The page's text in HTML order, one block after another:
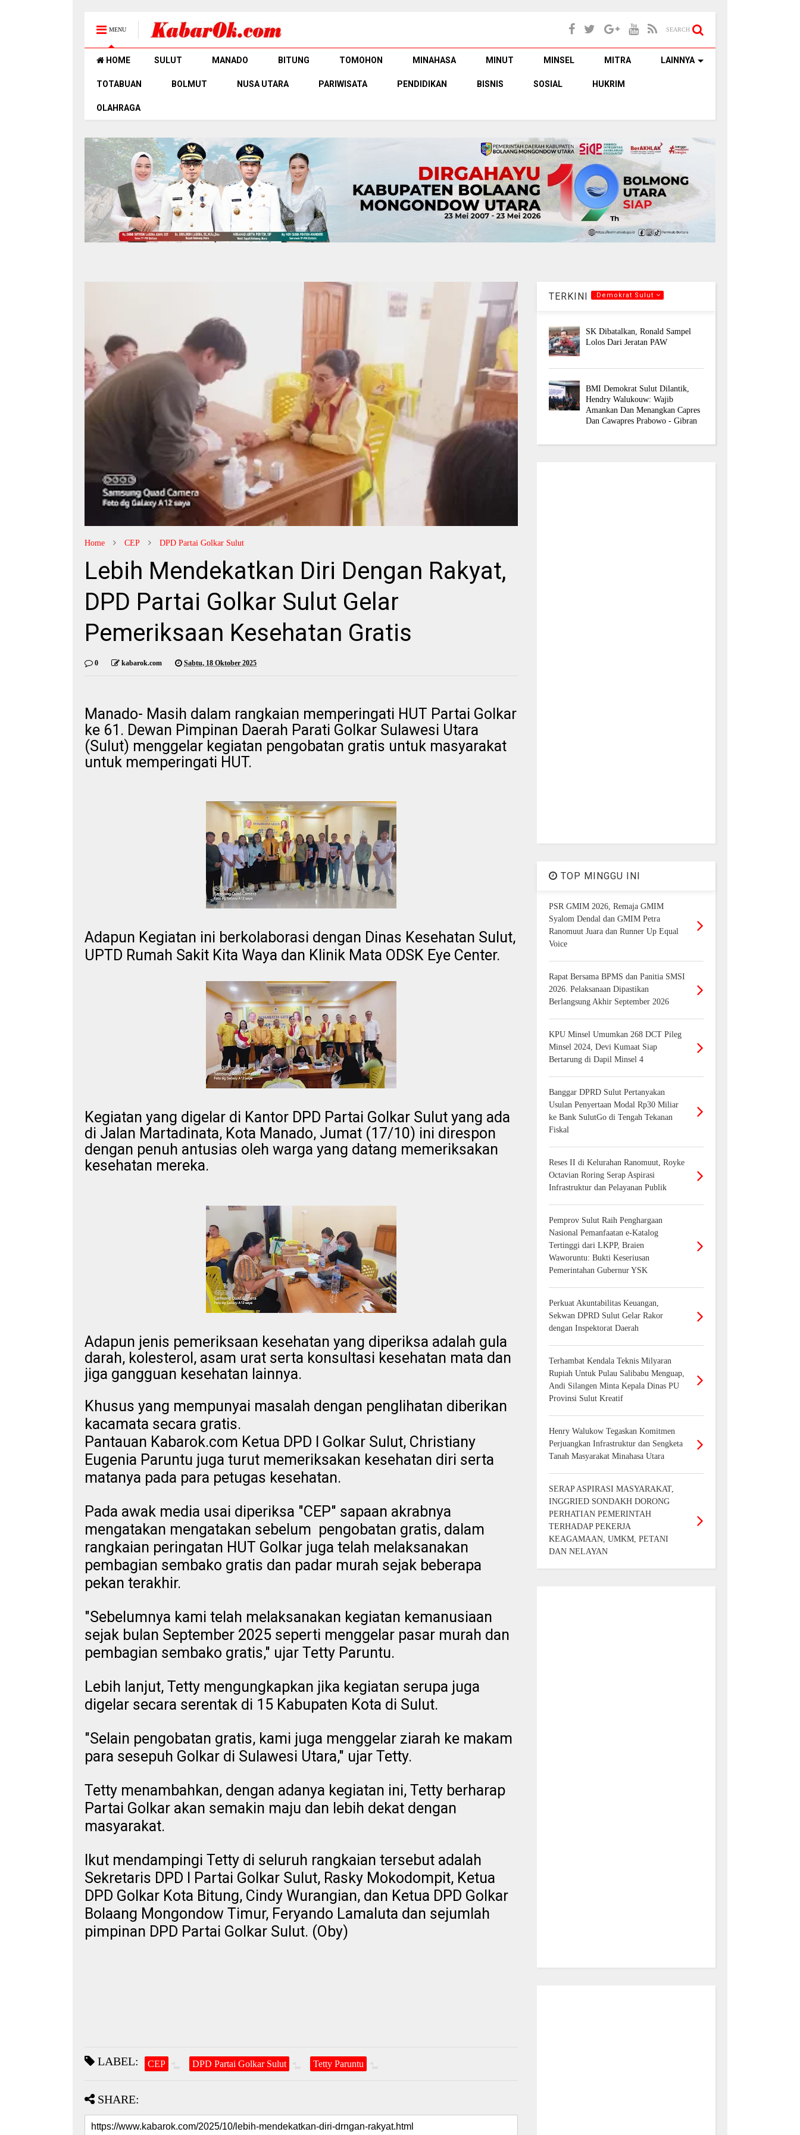
MENU SEARCH
HOME SULUT MANADO BITUNG TOMOHON MINAHASA MINUT MINSEL MITRA LAINNYA
TOTABUAN BOLMUT NUSA UTARA PARIWISATA PENDIDIKAN BISNIS SOSIAL HUKRIM
OLAHRAGA
Home CEP DPD Partai Golkar Sulut
Lebih Mendekatkan Diri Dengan Rakyat,
DPD Partai Golkar Sulut Gelar
Pemeriksaan Kesehatan Gratis
0 kabarok.com Sabtu, 18 Oktober 2025
Manado- Masih dalam rangkaian memperingati HUT Partai Golkar
ke 61. Dewan Pimpinan Daerah Parati Golkar Sulawesi Utara
(Sulut) menggelar kegiatan pengobatan gratis untuk masyarakat
untuk memperingati HUT.
Adapun Kegiatan ini berkolaborasi dengan Dinas Kesehatan Sulut,
UPTD Rumah Sakit Kita Waya dan Klinik Mata ODSK Eye Center.
Kegiatan yang digelar di Kantor DPD Partai Golkar Sulut yang ada
di Jalan Martadinata, Kota Manado, Jumat (17/10) ini direspon
dengan penuh antusias oleh warga yang datang memeriksakan
kesehatan mereka.
Adapun jenis pemeriksaan kesehatan yang diperiksa adalah gula
darah, kolesterol, asam urat serta konsultasi kesehatan mata dan
jiga gangguan kesehatan lainnya.
Khusus yang mempunyai masalah dengan penglihatan diberikan
kacamata secara gratis.
Pantauan Kabarok.com Ketua DPD I Golkar Sulut, Christiany
Eugenia Paruntu juga turut memeriksakan kesehatan diri serta
matanya pada para petugas kesehatan.
Pada awak media usai diperiksa "CEP" sapaan akrabnya
mengatakan mengatakan sebelum pengobatan gratis, dalam
rangkaian peringatan HUT Golkar juga telah melaksanakan
pembagian sembako gratis dan padar murah sejak beberapa
pekan terakhir.
"Sebelumnya kami telah melaksanakan kegiatan kemanusiaan
sejak bulan September 2025 seperti menggelar pasar murah dan
pembagian sembako gratis," ujar Tetty Paruntu.
Lebih lanjut, Tetty mengungkapkan jika kegiatan serupa juga
digelar secara serentak di 15 Kabupaten Kota di Sulut.
"Selain pengobatan gratis, kami juga menggelar ziarah ke makam
para sesepuh Golkar di Sulawesi Utara," ujar Tetty.
Tetty menambahkan, dengan adanya kegiatan ini, Tetty berharap
Partai Golkar akan semakin maju dan lebih dekat dengan
masyarakat.
Ikut mendampingi Tetty di seluruh rangkaian tersebut adalah
Sekretaris DPD I Partai Golkar Sulut, Rasky Mokodompit, Ketua
DPD Golkar Kota Bitung, Cindy Wurangian, dan Ketua DPD Golkar
Bolaang Mongondow Timur, Feryando Lamaluta dan sejumlah
pimpinan DPD Partai Golkar Sulut. (Oby)
LABEL: CEP DPD Partai Golkar Sulut Tetty Paruntu
SHARE:
TERKINI .Demokrat Sulut
SK Dibatalkan, Ronald Sampel
Lolos Dari Jeratan PAW
BMI Demokrat Sulut Dilantik,
Hendry Walukouw: Wajib
Amankan Dan Menangkan Capres
Dan Cawapres Prabowo - Gibran
TOP MINGGU INI
PSR GMIM 2026, Remaja GMIM
Syalom Dendal dan GMIM Petra
Ranomuut Juara dan Runner Up Equal
Voice
Rapat Bersama BPMS dan Panitia SMSI
2026. Pelaksanaan Dipastikan
Berlangsung Akhir September 2026
KPU Minsel Umumkan 268 DCT Pileg
Minsel 2024, Devi Kumaat Siap
Bertarung di Dapil Minsel 4
Banggar DPRD Sulut Pertanyakan
Usulan Penyertaan Modal Rp30 Miliar
ke Bank SulutGo di Tengah Tekanan
Fiskal
Reses II di Kelurahan Ranomuut, Royke
Octavian Roring Serap Aspirasi
Infrastruktur dan Pelayanan Publik
Pemprov Sulut Raih Penghargaan
Nasional Pemanfaatan e-Katalog
Tertinggi dari LKPP, Braien
Waworuntu: Bukti Keseriusan
Pemerintahan Gubernur YSK
Perkuat Akuntabilitas Keuangan,
Sekwan DPRD Sulut Gelar Rakor
dengan Inspektorat Daerah
Terhambat Kendala Teknis Milyaran
Rupiah Untuk Pulau Salibabu Menguap,
Andi Silangen Minta Kepala Dinas PU
Provinsi Sulut Kreatif
Henry Walukow Tegaskan Komitmen
Perjuangkan Infrastruktur dan Sengketa
Tanah Masyarakat Minahasa Utara
SERAP ASPIRASI MASYARAKAT,
INGGRIED SONDAKH DORONG
PERHATIAN PEMERINTAH
TERHADAP PEKERJA
KEAGAMAAN, UMKM, PETANI
DAN NELAYAN